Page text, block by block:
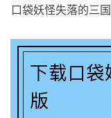
口袋妖怪失落的三